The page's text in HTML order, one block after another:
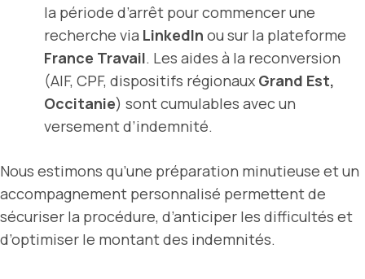
la période d’arrêt pour commencer une
recherche via LinkedIn ou sur la plateforme
France Travail. Les aides à la reconversion
(AIF, CPF, dispositifs régionaux Grand Est,
Occitanie) sont cumulables avec un
versement d’indemnité.
Nous estimons qu’une préparation minutieuse et un
accompagnement personnalisé permettent de
sécuriser la procédure, d’anticiper les difficultés et
d’optimiser le montant des indemnités.